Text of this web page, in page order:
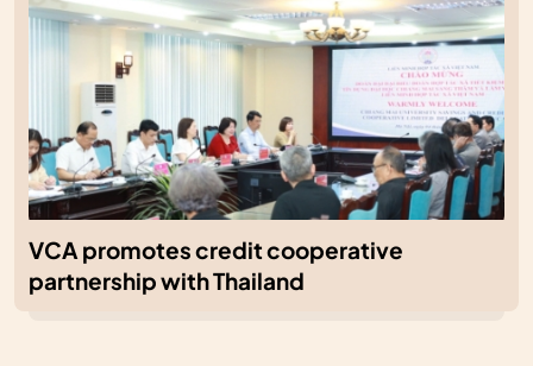
VCA promotes credit cooperative
partnership with Thailand